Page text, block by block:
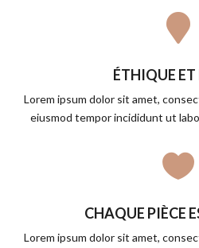

ÉTHIQUE
Lorem ipsum dolor sit amet,
eiusmod tempor incididunt ut

CHAQUE PIÈCE
Lorem ipsum dolor sit amet,